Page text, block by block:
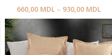
660,00 MDL – 930,00 MDL